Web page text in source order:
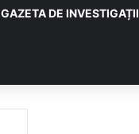
GAZETA DE INVESTIGAȚII